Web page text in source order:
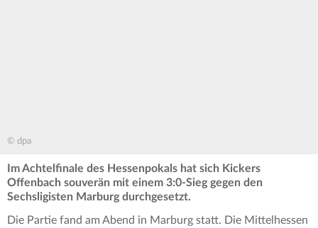
© dpa
Im Achtelfinale des Hessenpokals hat sich Kickers
Offenbach souverän mit einem 3:0-Sieg gegen den
Sechsligisten Marburg durchgesetzt.
Die Partie fand am Abend in Marburg statt. Die Mittelhessen